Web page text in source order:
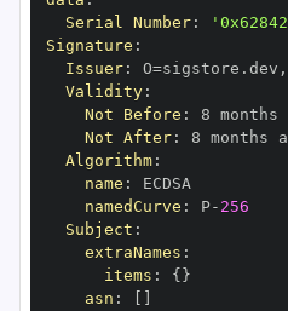
Serial Number:
Signature :
Issuer: O=sigstore.dev ,
Validity:
Not Before : 8 months
Not After: 8 months
Algorithm:
name :
namedCurve : P- 256
Subject :
extraNames :
items : { }
asn :